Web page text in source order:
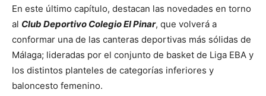
En este último capítulo, destacan las novedades en torno
al Club Deportivo Colegio El Pinar, que volverá a
conformar una de las canteras deportivas más sólidas de
Málaga; lideradas por el conjunto de basket de Liga EBA y
los distintos planteles de categorías inferiores y
baloncesto femenino.